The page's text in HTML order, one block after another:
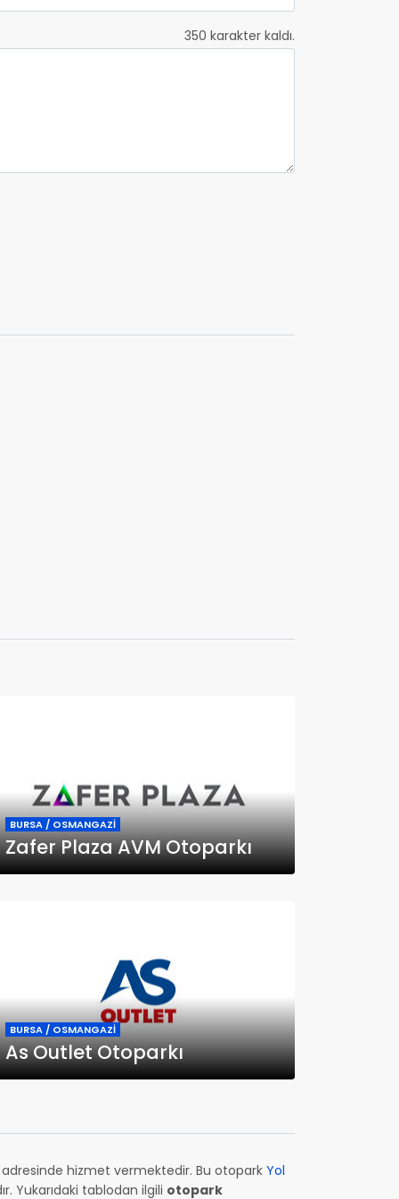
350 karakter kaldı.
BURSA / OSMANGAZİ
Zafer Plaza AVM Otoparkı
BURSA / OSMANGAZİ
As Outlet Otoparkı
hizmet vermektedir. Bu otopark Yol
Yukarıdaki tablodan ilgili otopark